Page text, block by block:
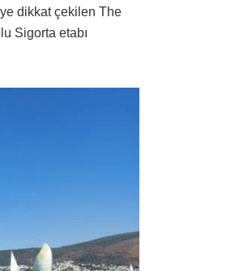
dikkat çekilen The
Sigorta etabı